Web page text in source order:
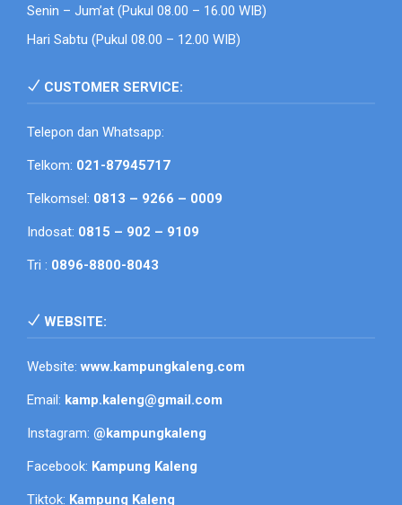
Senin – Jum’at (Pukul 08.00 – 16.00 WIB)
Hari Sabtu (Pukul 08.00 – 12.00 WIB)
CUSTOMER SERVICE:
Telepon dan Whatsapp:
Telkom: 021-87945717
Telkomsel: 0813 – 9266 – 0009
Indosat: 0815 – 902 – 9109
Tri : 0896-8800-8043
WEBSITE:
Website:www.kampungkaleng.com
Email: kamp.kaleng@gmail.com
Instagram: @kampungkaleng
Facebook: Kampung Kaleng
Tiktok: Kampung Kaleng